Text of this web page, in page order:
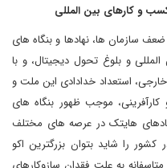
و کارهای بین المللی
سازمان ها، نهادها و بنگاه های
و بلوغ تحول دیجیتال، و با
استعداد خدادادی این ملت و
موجب ظهور بنگاه های
هایتک در عرصه های مختلف
را شاید بتوان بزرگترین اکو